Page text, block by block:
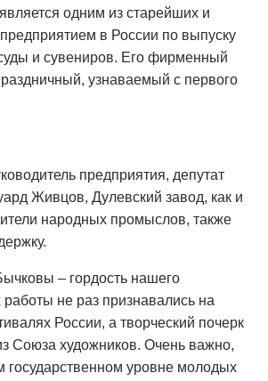
одним из старейших и
в России по выпуску
и сувениров. Его фирменный
узнаваемый с первого
предприятия, депутат
Живцов, Дулевский завод, как и
народных промыслов, также
– гордость нашего
не раз признавались на
России, а творческий почерк
Союза художников. Очень важно,
государственном уровне молодых